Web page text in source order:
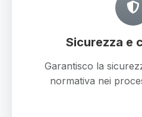
Sicurezza e
Garantisco la
normativa nei